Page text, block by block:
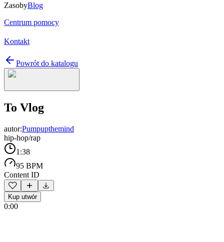
ZasobyBlog
Centrum pomocy
Kontakt
Powrót do katalogu
To Vlog
autor:Pumpupthemind
hip-hop/rap
1:38
95 BPM
Content ID
Kup utwór
0:00